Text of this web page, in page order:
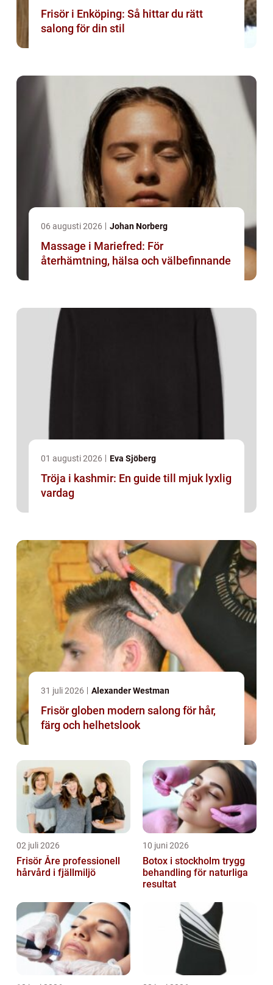
Frisör i Enköping: Så hittar du rätt
salong för din stil
06 augusti 2026 Johan Norberg
Massage i Mariefred: För
återhämtning, hälsa och välbefinnande
01 augusti 2026 Eva Sjöberg
Tröja i kashmir: En guide till mjuk lyxlig
vardag
31 juli 2026 Alexander Westman
Frisör globen modern salong för hår,
färg och helhetslook
02 juli 2026
Frisör Åre professionell
hårvård i fjällmiljö
10 juni 2026
Botox i stockholm trygg
behandling för naturliga
resultat